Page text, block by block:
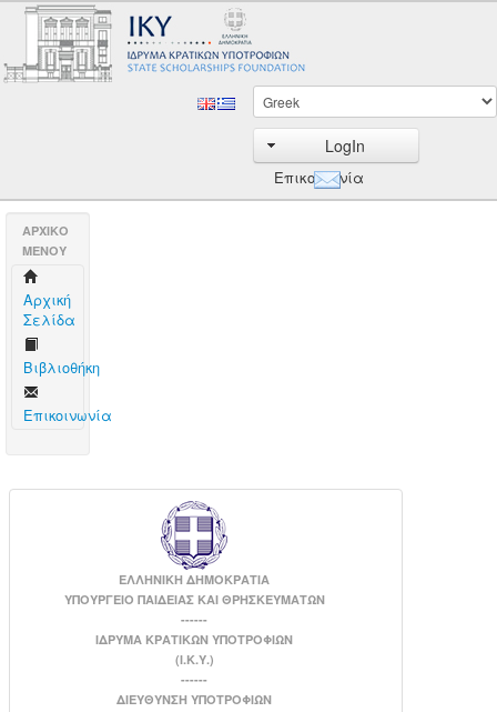
LogIn
Επικοινωνία
AΡΧΙΚΟ
ΜΕΝΟΥ
Aρχική
Σελίδα
Βιβλιοθήκη
Επικοινωνία
ΕΛΛΗΝΙΚΗ ΔΗΜΟΚΡΑΤΙΑ
ΥΠΟΥΡΓΕΙΟ ΠΑΙΔΕΙΑΣ ΚΑΙ ΘΡΗΣΚΕΥΜΑΤΩΝ
------
ΙΔΡΥΜΑ ΚΡΑΤΙΚΩΝ ΥΠΟΤΡΟΦΙΩΝ
(Ι.Κ.Υ.)
------
ΔΙΕΥΘΥΝΣΗ ΥΠΟΤΡΟΦΙΩΝ